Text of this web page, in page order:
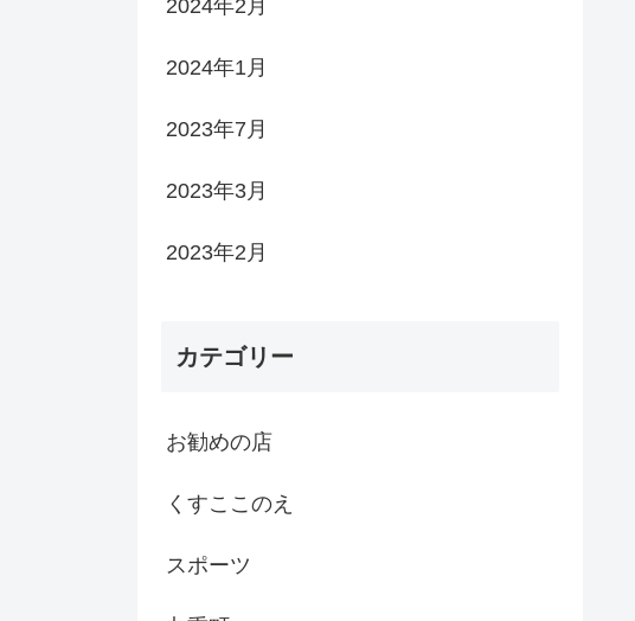
2024年2月
2024年1月
2023年7月
2023年3月
2023年2月
カテゴリー
お勧めの店
くすここのえ
スポーツ